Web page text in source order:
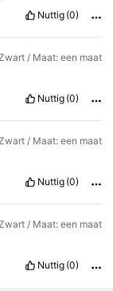
Nuttig (0)
/ Maat: een maat
Nuttig (0)
/ Maat: een maat
Nuttig (0)
/ Maat: een maat
Nuttig (0)